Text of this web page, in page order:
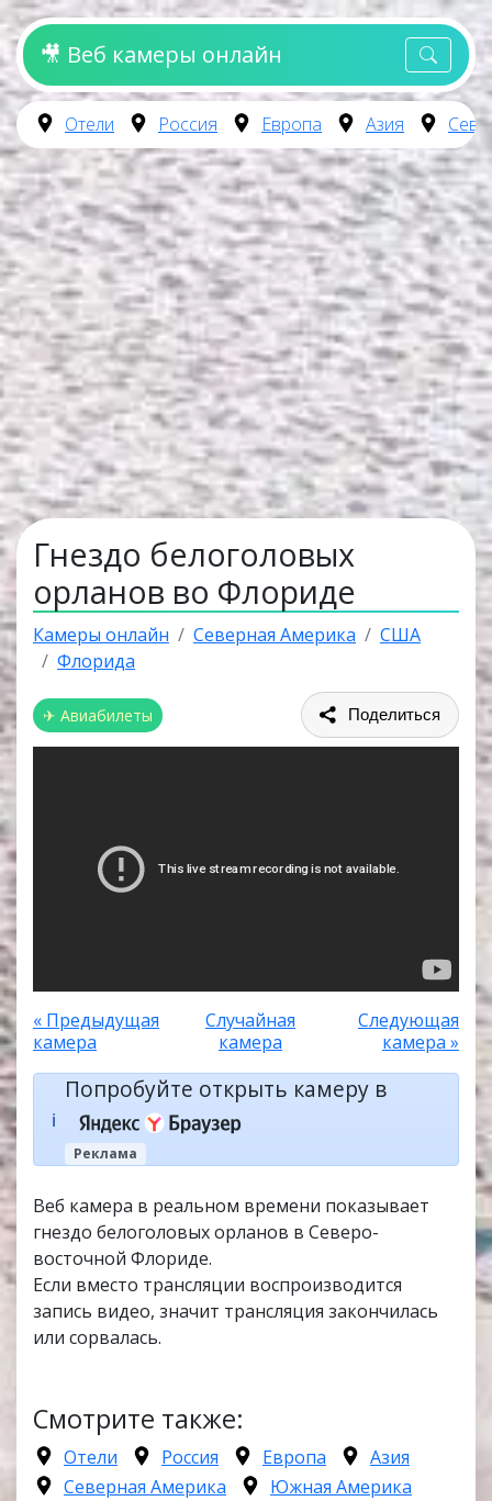
🎥 Веб камеры онлайн
Отели Россия Европа Азия
Гнездо белоголовых
орланов во Флориде
Камеры онлайн Северная Америка
США
Флорида
✈ Авиабилеты Поделиться
« Предыдущая
камера
Случайная
камера
Следующая
камера »
ℹ️
Попробуйте открыть камеру в
Реклама
Веб камера в реальном времени показывает
гнездо белоголовых орланов в Северо-
восточной Флориде.
Если вместо трансляции воспроизводится
запись видео, значит трансляция закончилась
или сорвалась.
Смотрите также:
Отели Россия Европа
Азия
Северная Америка
Южная Америка